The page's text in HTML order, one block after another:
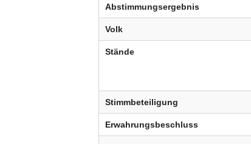
Abstimmungsergebnis
Volk
Stände
Stimmbeteiligung
Erwahrungsbeschluss